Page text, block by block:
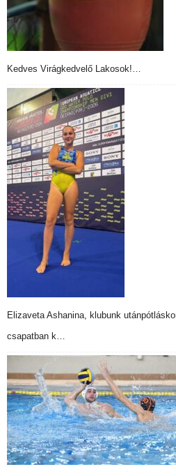
Kedves Virágkedvelő Lakosok!…
Elizaveta Ashanina, klubunk
csapatban k…